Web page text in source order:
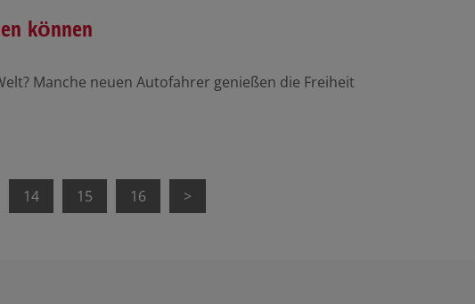
können
Manche neuen Autofahrer genießen die Freiheit
14 15 16